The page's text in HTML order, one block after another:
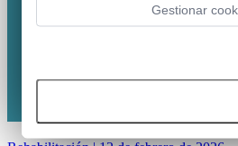
Gestionar